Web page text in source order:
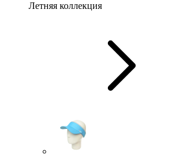
Летняя коллекция